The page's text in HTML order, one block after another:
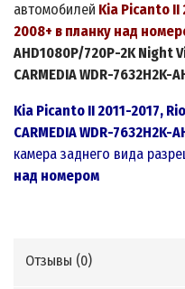
автомобилей Kia Picanto II
2008+ в планку над
AHD1080P/720P-2KNight
CARMEDIAWDR-7632H2K-
Kia Picanto II 2011-2017,
CARMEDIAWDR-7632H2K-
камера заднего вида
над номером
Отзывы (0)